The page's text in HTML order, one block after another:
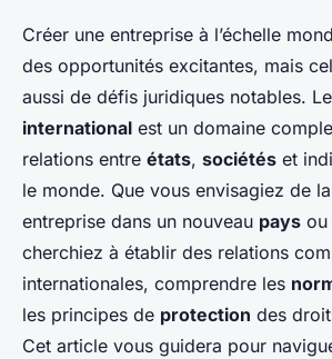
Créer une entreprise à l’échelle
des opportunités excitantes, mais
aussi de défis juridiques notables. Le
international est un domaine
relations entre états, sociétés et
le monde. Que vous envisagiez de
entreprise dans un nouveau pays ou
cherchiez à établir des relations
internationales, comprendre les
les principes de protection des
Cet article vous guidera pour